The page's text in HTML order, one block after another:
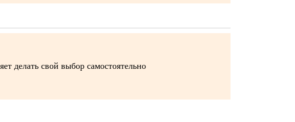
делать свой выбор самостоятельно